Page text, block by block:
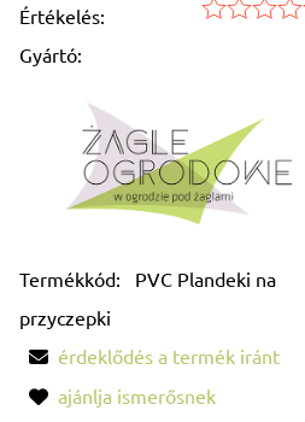
Értékelés:
Gyártó:
Termékkód:
PVC Plandeki na
przyczepki
érdeklődés a termék iránt
ajánlja ismerősnek